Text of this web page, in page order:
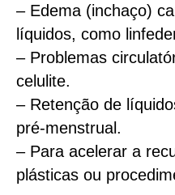
– Edema (inchaço)
líquidos, como
– Problemas
celulite.
– Retenção de
pré-menstrual.
– Para acelerar a
plásticas ou